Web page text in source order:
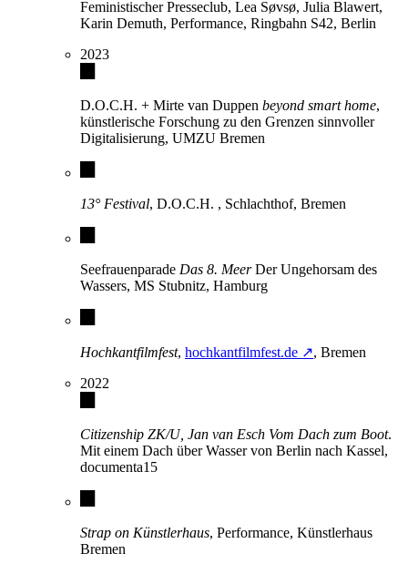
Feministischer Presseclub, Lea Søvsø, Julia Blawert,
Karin Demuth, Performance, Ringbahn S42, Berlin
2023
D.O.C.H. + Mirte van Duppen beyond smart home,
künstlerische Forschung zu den Grenzen sinnvoller
Digitalisierung, UMZU Bremen
13° Festival, D.O.C.H. , Schlachthof, Bremen
Seefrauenparade Das 8. MeerDer Ungehorsam des
Wassers, MS Stubnitz, Hamburg
Hochkantfilmfest, hochkantfilmfest.de ↗, Bremen
2022
Citizenship ZK/U, Jan van Esch Vom Dach zum Boot.
Mit einem Dach über Wasser von Berlin nach Kassel,
documenta15
Strap on Künstlerhaus, Performance, Künstlerhaus
Bremen